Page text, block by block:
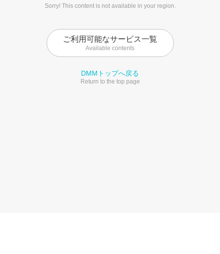
Sorry! This content is not available in your region.
ご利用可能なサービス一覧
Available contents
DMMトップへ戻る
Return to the top page